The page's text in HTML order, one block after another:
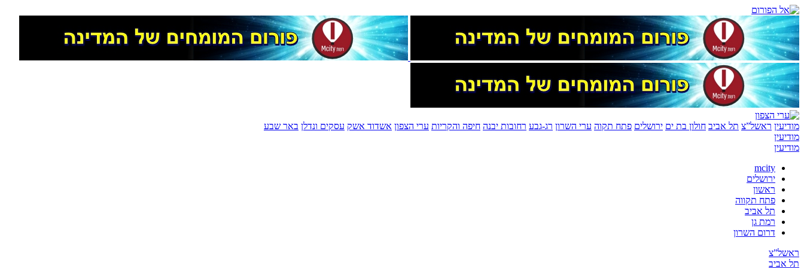
מודיעין ראשל”צ תל אביב חולון בת ים ירושלים פתח תקוה ערי השרון רג-גבע רחובות יבנה חיפה והקריות ערי הצפון אשדוד אשק עסקים ונדלן באר שבע
מודיעין
מודיעין
mcity
ירושלים
ראשון
פתח תקווה
תל אביב
רמת גן
דרום השרון
ראשל”צ
תל אביב